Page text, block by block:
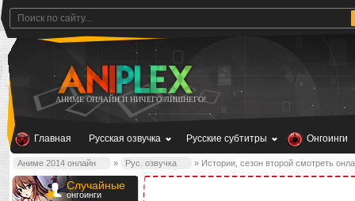
АНИМЕ ОНЛАЙН И НИЧЕГО ЛИШНЕГО!
Главная Русская озвучка Русские субтитры Онгоинги
Аниме 2014 онлайн » Рус. озвучка » Истории, сезон второй смотреть
Случайные
онгоинги